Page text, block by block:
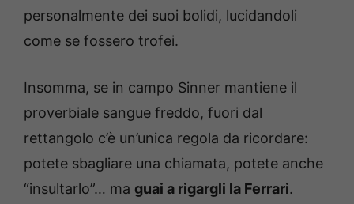
personalmente dei suoi bolidi, lucidandoli
come se fossero trofei.
Insomma, se in campo Sinner mantiene il
proverbiale sangue freddo, fuori dal
rettangolo c’è un’unica regola da ricordare:
potete sbagliare una chiamata, potete anche
“insultarlo”… ma guai a rigargli la Ferrari.